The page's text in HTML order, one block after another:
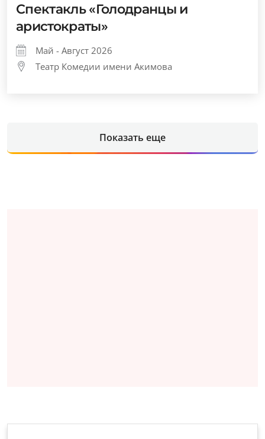
Спектакль «Голодранцы и
аристократы»
Май - Август 2026
Театр Комедии имени Акимова
Показать еще